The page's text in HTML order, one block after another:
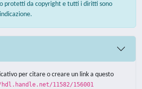
protetti da copyright e tutti i diritti sono
per citare o creare un link a questo
11582/156001